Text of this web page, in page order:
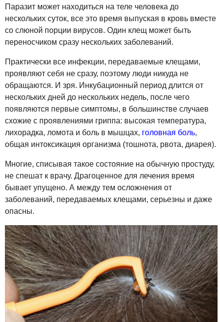
Паразит может находиться на теле человека до
нескольких суток, все это время выпуская в кровь вместе
со слюной порции вирусов. Один клещ может быть
переносчиком сразу нескольких заболеваний.
Практически все инфекции, передаваемые клещами,
проявляют себя не сразу, поэтому люди никуда не
обращаются. И зря. Инкубационный период длится от
нескольких дней до нескольких недель, после чего
появляются первые симптомы, в большинстве случаев
схожие с проявлениями гриппа: высокая температура,
лихорадка, ломота и боль в мышцах, головная боль,
общая интоксикация организма (тошнота, рвота, диарея).
Многие, списывая такое состояние на обычную простуду,
не спешат к врачу. Драгоценное для лечения время
бывает упущено. А между тем осложнения от
заболеваний, передаваемых клещами, серьезны и даже
опасны.